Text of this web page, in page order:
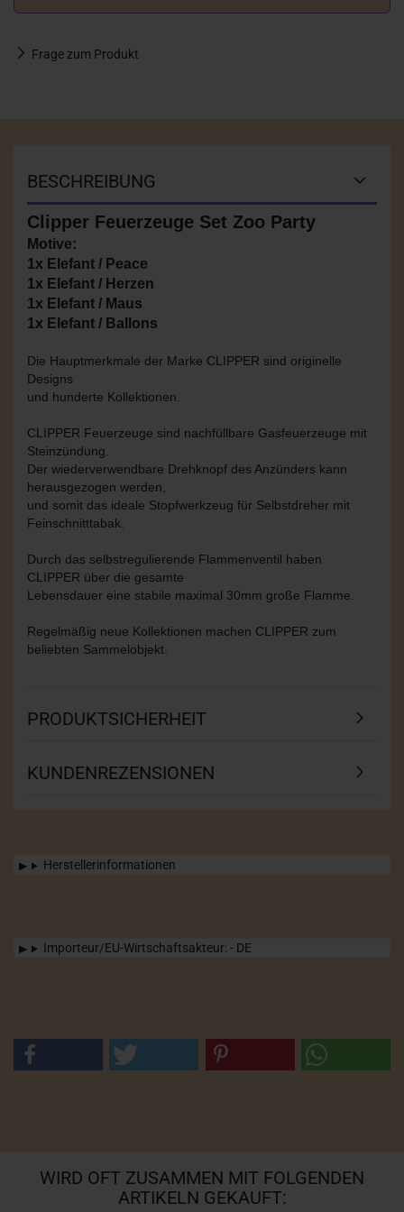
Frage zum Produkt
BESCHREIBUNG
Clipper Feuerzeuge Set Zoo Party
Motive:
1x Elefant / Peace
1x Elefant / Herzen
1x Elefant / Maus
1x Elefant / Ballons
Die Hauptmerkmale der Marke CLIPPER sind originelle
Designs
und hunderte Kollektionen.
CLIPPER Feuerzeuge sind nachfüllbare Gasfeuerzeuge mit
Steinzündung.
Der wiederverwendbare Drehknopf des Anzünders kann
herausgezogen werden,
und somit das ideale Stopfwerkzeug für Selbstdreher mit
Feinschnitttabak.
Durch das selbstregulierende Flammenventil haben
CLIPPER über die gesamte
Lebensdauer eine stabile maximal 30mm große Flamme.
Regelmäßig neue Kollektionen machen CLIPPER zum
beliebten Sammelobjekt.
PRODUKTSICHERHEIT
KUNDENREZENSIONEN
Herstellerinformationen
Importeur/EU-Wirtschaftsakteur: - DE
WIRD OFT ZUSAMMEN MIT FOLGENDEN
ARTIKELN GEKAUFT: